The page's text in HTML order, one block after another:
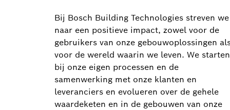
Bij Bosch Building Technologies streven we
naar een positieve impact, zowel voor de
gebruikers van onze gebouwoplossingen
voor de wereld waarin we leven. We starten
bij onze eigen processen en de
samenwerking met onze klanten en
leveranciers en evolueren over de gehele
waardeketen en in de gebouwen van onze